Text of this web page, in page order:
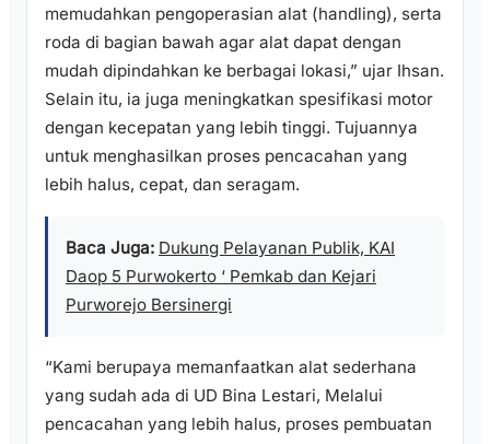
memudahkan pengoperasian alat (handling), serta
roda di bagian bawah agar alat dapat dengan
mudah dipindahkan ke berbagai lokasi,” ujar Ihsan.
Selain itu, ia juga meningkatkan spesifikasi motor
dengan kecepatan yang lebih tinggi. Tujuannya
untuk menghasilkan proses pencacahan yang
lebih halus, cepat, dan seragam.
Baca Juga: Dukung Pelayanan Publik, KAI
Daop 5 Purwokerto ‘ Pemkab dan Kejari
Purworejo Bersinergi
“Kami berupaya memanfaatkan alat sederhana
yang sudah ada di UD Bina Lestari, Melalui
pencacahan yang lebih halus, proses pembuatan